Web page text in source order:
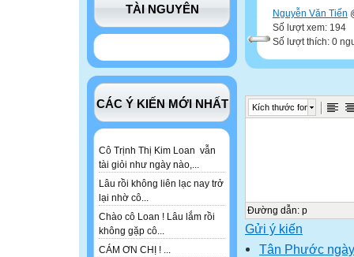
TÀI NGUYÊN
CÁC Ý KIẾN MỚI NHẤT
Cô Trịnh Thị Kim Loan vẫn
tài giỏi như ngày nào,...
Lâu rồi không liên lạc nay trở
lại nhờ cô...
Chào cô Loan ! Lâu lắm rồi
không gặp cô...
CÁM ƠN CHỊ ! ...
Nguyễn Văn Tiến
Số lượt xem: 194
Số lượt thích: 0
Kích thước font
Đường dẫn: p
Gửi ý kiến
Tân Phước